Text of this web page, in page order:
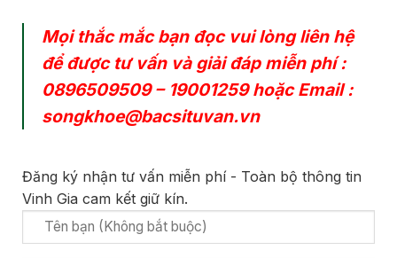
Mọi thắc mắc bạn đọc vui lòng liên hệ
để được tư vấn và giải đáp miễn phí :
0896509509– 19001259hoặc Email :
songkhoe@bacsituvan.vn
Đăng ký nhận tư vấn miễn phí - Toàn bộ thông tin
Vinh Gia cam kết giữ kín.